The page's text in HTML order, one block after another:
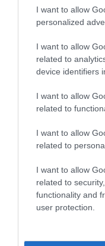
I want to allow
personalized
I want to allow
related to
device identifiers
I want to allow
related to
I want to allow
related to
I want to allow
related to
functionality and
user protection.
Egy kis kultúráért
történelmét
Az irodalomért 20.
Saken Seifullin
Kazah
anyaggal várja az
Ugyan
Khan Shatyr
„hajókázó
is helyet kapott.